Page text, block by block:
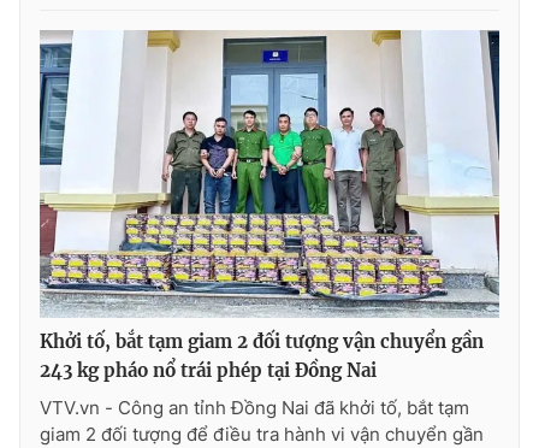
Khởi tố, bắt tạm giam 2 đối tượng vận chuyển gần
243 kg pháo nổ trái phép tại Đồng Nai
VTV.vn - Công an tỉnh Đồng Nai đã khởi tố, bắt tạm
giam 2 đối tượng để điều tra hành vi vận chuyển gần